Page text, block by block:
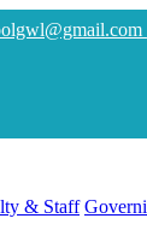
& Staff